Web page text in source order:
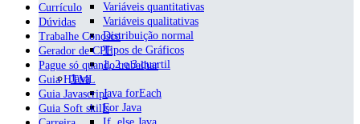
Variáveis quantitativas
Variáveis qualitativas
Distribuição normal
Tipos de Gráficos
1, 2 e 3 quartil
Java
Java forEach
For Java
Currículo
Dúvidas
Trabalhe Conosco
Gerador de CPF
Pague só quando trabalhar
Guia HTML
Guia Javascript
Guia Soft skills